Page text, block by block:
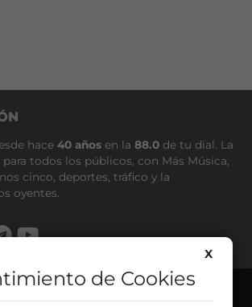
hace 40 años en la 88.0 de tu dial. La
todos los públicos, con Más Música,
cinco, deportes, tráfico y la
oyentes.
X
de Cookies